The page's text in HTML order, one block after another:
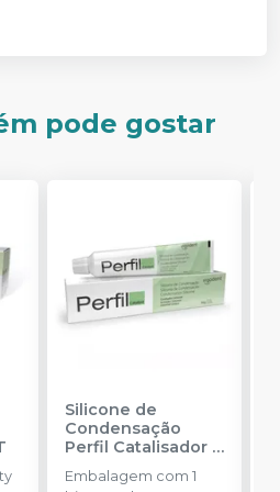
pode gostar
Silicone de
Condensação
Perfil Catalisador-
VIGODENT
Embalagem com 1